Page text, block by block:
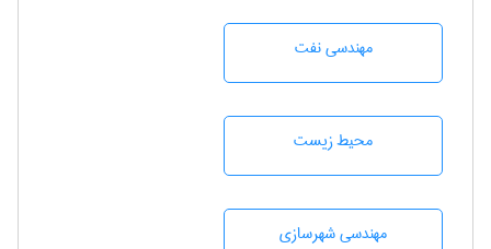
مهندسی نفت
محيط زيست
مهندسی شهرسازی